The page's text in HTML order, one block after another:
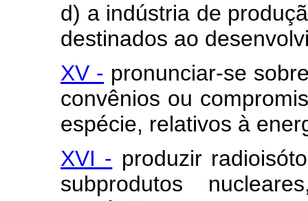
d) a indústria de
destinados ao
XV - pronunciar-se
convênios ou
espécie, relativos à
XVI - produzir
subprodutos